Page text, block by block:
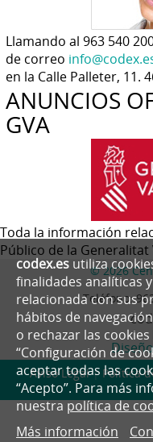
Llamando al 963 540
de correo
en la Calle Palleter, 11.
ANUNCIOS
GVA
Toda la información
Público de la Generalitat
© 2026
Teléfono:
Aviso Legal | Política
codex.es utiliza
finalidades analíticas
relacionada con sus
hábitos de
o rechazar las
“Configuración de
aceptar todas las
“Acepto”. Para más
nuestrapolítica de
Más información